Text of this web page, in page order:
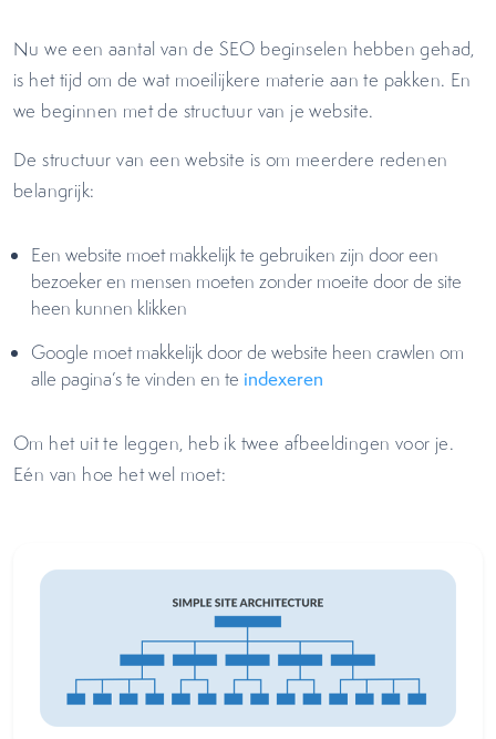
Nu we een aantal van de SEO beginselen hebben gehad,
is het tijd om de wat moeilijkere materie aan te pakken. En
we beginnen met de structuur van je website.
De structuur van een website is om meerdere redenen
belangrijk:
Een website moet makkelijk te gebruiken zijn door een
bezoeker en mensen moeten zonder moeite door de site
heen kunnen klikken
Google moet makkelijk door de website heen crawlen om
alle pagina’s te vinden en te indexeren
Om het uit te leggen, heb ik twee afbeeldingen voor je.
Eén van hoe het wel moet: